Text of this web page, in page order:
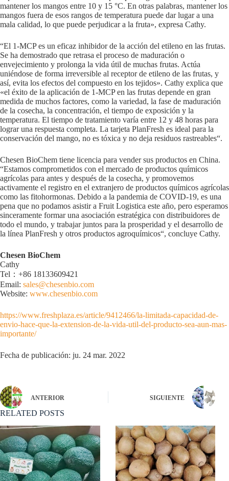
mantener los mangos entre 10 y 15 °C. En otras palabras, mantener los
mangos fuera de esos rangos de temperatura puede dar lugar a una
mala calidad, lo que puede perjudicar a la fruta», expresa Cathy.
“El 1-MCP es un eficaz inhibidor de la acción del etileno en las frutas.
Se ha demostrado que retrasa el proceso de maduración o
envejecimiento y prolonga la vida útil de muchas frutas. Actúa
uniéndose de forma irreversible al receptor de etileno de las frutas, y
así, evita los efectos del compuesto en los tejidos». Cathy explica que
«el éxito de la aplicación de 1-MCP en las frutas depende en gran
medida de muchos factores, como la variedad, la fase de maduración
de la cosecha, la concentración, el tiempo de exposición y la
temperatura. El tiempo de tratamiento varía entre 12 y 48 horas para
lograr una respuesta completa. La tarjeta PlanFresh es ideal para la
conservación del mango, no es tóxica y no deja residuos rastreables“.
Chesen BioChem tiene licencia para vender sus productos en China.
“Estamos comprometidos con el mercado de productos químicos
agrícolas para antes y después de la cosecha, y promovemos
activamente el registro en el extranjero de productos químicos agrícolas
como las fitohormonas. Debido a la pandemia de COVID-19, es una
pena que no podamos asistir a Fruit Logistica este año, pero esperamos
sinceramente formar una asociación estratégica con distribuidores de
todo el mundo, y trabajar juntos para la prosperidad y el desarrollo de
la línea PlanFresh y otros productos agroquímicos“, concluye Cathy.
Chesen BioChem
Cathy
Tel：+86 18133609421
Email: sales@chesenbio.com
Website: www.chesenbio.com
https://www.freshplaza.es/article/9412466/la-limitada-capacidad-de-
envio-hace-que-la-extension-de-la-vida-util-del-producto-sea-aun-mas-
importante/
Fecha de publicación: ju. 24 mar. 2022
ANTERIOR SIGUIENTE
RELATED POSTS